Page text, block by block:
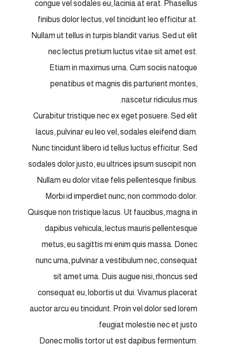
congue vel sodales eu, lacinia at erat. Phasellus
finibus dolor lectus, vel tincidunt leo efficitur at.
Nullam ut tellus in turpis blandit varius. Sed ut elit
nec lectus pretium luctus vitae sit amet est.
Etiam in maximus urna. Cum sociis natoque
penatibus et magnis dis parturient montes,
nascetur ridiculus mus.
Curabitur tristique nec ex eget posuere. Sed elit
lacus, pulvinar eu leo vel, sodales eleifend diam.
Nunc tincidunt libero id tellus luctus efficitur. Sed
sodales dolor justo, eu ultrices ipsum suscipit non.
Nullam eu dolor vitae felis pellentesque finibus.
Morbi id imperdiet nunc, non commodo dolor.
Quisque non tristique lacus. Ut faucibus, magna in
dapibus vehicula, lectus mauris pellentesque
metus, eu sagittis mi enim quis massa. Donec
nunc urna, pulvinar a vestibulum nec, consequat
sit amet urna. Duis augue nisi, rhoncus sed
consequat eu, lobortis ut dui. Vivamus placerat
auctor arcu eu tincidunt. Proin vel dolor sed lorem
feugiat molestie nec et justo.
Donec mollis tortor ut est dapibus fermentum.